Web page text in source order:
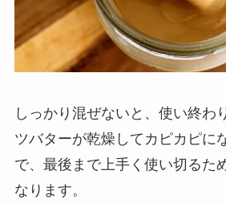
しっかり混ぜないと、使い終わ
ツバターが乾燥してカピカピに
で、最後まで上手く使い切るた
なります。